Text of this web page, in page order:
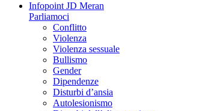
Infopoint JD Meran
Parliamoci
Conflitto
Violenza
Violenza sessuale
Bullismo
Gender
Dipendenze
Disturbi d’ansia
Autolesionismo